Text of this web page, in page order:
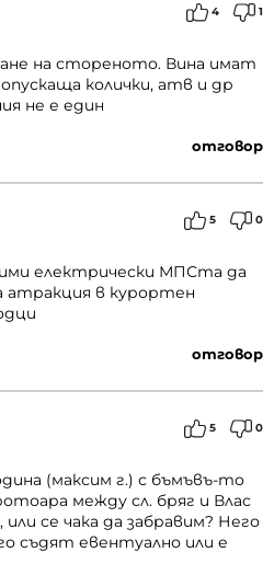
4 1
на стореното. Вина имат
колички, атв и др
не е един
отговор
5 0
електрически МПСта да
в курортен
отговор
5 0
(максим г.) с бъмъвъ-то
между сл. бряг и Влас
или се чака да забравим? Него
съдят евентуално или е